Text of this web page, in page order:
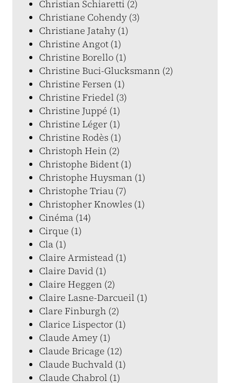
Christian Schiaretti (2)
Christiane Cohendy (3)
Christiane Jatahy (1)
Christine Angot (1)
Christine Borello (1)
Christine Buci-Glucksmann (2)
Christine Fersen (1)
Christine Friedel (3)
Christine Juppé (1)
Christine Léger (1)
Christine Rodès (1)
Christoph Hein (2)
Christophe Bident (1)
Christophe Huysman (1)
Christophe Triau (7)
Christopher Knowles (1)
Cinéma (14)
Cirque (1)
Cla (1)
Claire Armistead (1)
Claire David (1)
Claire Heggen (2)
Claire Lasne-Darcueil (1)
Clare Finburgh (2)
Clarice Lispector (1)
Claude Amey (1)
Claude Bricage (12)
Claude Buchvald (1)
Claude Chabrol (1)